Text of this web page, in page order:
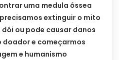
uma medula óssea
extinguir o mito
ou pode causar danos
e começarmos
e humanismo